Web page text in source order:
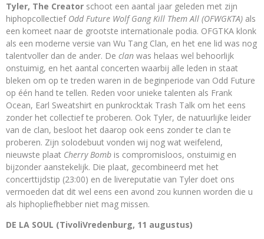
Tyler, The Creator schoot een aantal jaar geleden met zijn
hiphopcollectief Odd Future Wolf Gang Kill Them All (OFWGKTA) als
een komeet naar de grootste internationale podia. OFGTKA klonk
als een moderne versie van Wu Tang Clan, en het ene lid was nog
talentvoller dan de ander. De clan was helaas wel behoorlijk
onstuimig, en het aantal concerten waarbij alle leden in staat
bleken om op te treden waren in de beginperiode van Odd Future
op één hand te tellen. Reden voor unieke talenten als Frank
Ocean, Earl Sweatshirt en punkrocktak Trash Talk om het eens
zonder het collectief te proberen. Ook Tyler, de natuurlijke leider
van de clan, besloot het daarop ook eens zonder te clan te
proberen. Zijn solodebuut vonden wij nog wat weifelend,
nieuwste plaat Cherry Bomb is compromisloos, onstuimig en
bijzonder aanstekelijk. Die plaat, gecombineerd met het
concerttijdstip (23:00) en de livereputatie van Tyler doet ons
vermoeden dat dit wel eens een avond zou kunnen worden die u
als hiphopliefhebber niet mag missen.
DE LA SOUL (TivoliVredenburg, 11 augustus)